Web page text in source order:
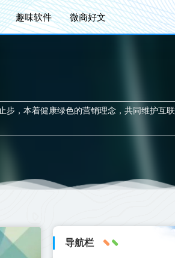
趣味软件 微商好文
步，本着健康绿色的营销理念，共同维护互联
导航栏